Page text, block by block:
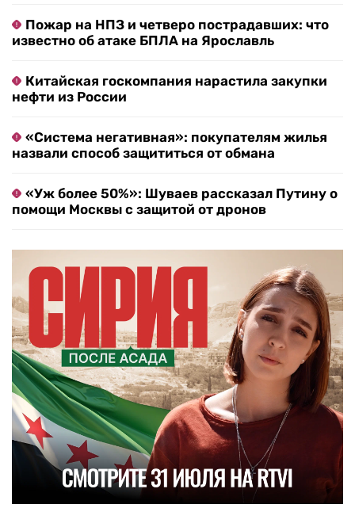
Пожар на НПЗ и четверо пострадавших: что
известно об атаке БПЛА на Ярославль
Китайская госкомпания нарастила закупки
нефти из России
«Система негативная»: покупателям жилья
назвали способ защититься от обмана
«Уж более 50%»: Шуваев рассказал Путину о
помощи Москвы с защитой от дронов